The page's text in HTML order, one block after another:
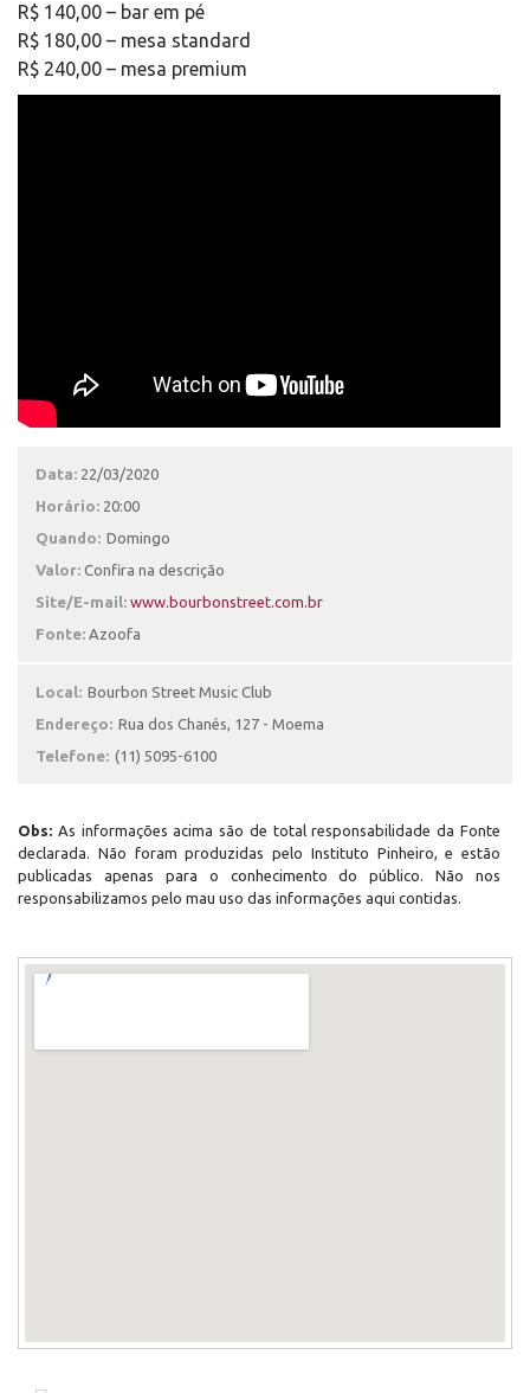
R$ 140,00 – bar em pé
R$ 180,00 – mesa standard
R$ 240,00 – mesa premium
Data: 22/03/2020
Horário: 20:00
Quando: Domingo
Valor: Confira na descrição
Site/E-mail: www.bourbonstreet.com.br
Fonte: Azoofa
Local: Bourbon Street Music Club
Endereço: Rua dos Chanés, 127 - Moema
Telefone: (11) 5095-6100
Obs: As informações acima são de total responsabilidade da Fonte
declarada. Não foram produzidas pelo Instituto Pinheiro, e estão
publicadas apenas para o conhecimento do público. Não nos
responsabilizamos pelo mau uso das informações aqui contidas.